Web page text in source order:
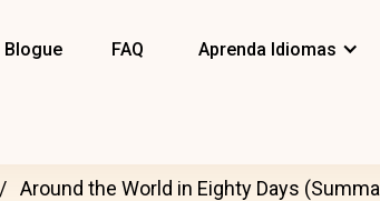
Blogue FAQ Aprenda Idiomas
Around the World in Eighty Days